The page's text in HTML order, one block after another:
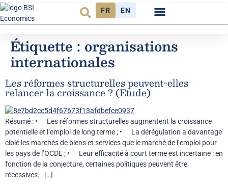
FR EN
Étiquette : organisations
internationales
Les réformes structurelles peuvent-elles
relancer la croissance ? (Etude)
Résumé : • Les réformes structurelles augmentent la croissance
potentielle et l’emploi de long terme ; • La dérégulation a davantage
ciblé les marchés de biens et services que le marché de l’emploi pour
les pays de l’OCDE ; • Leur efficacité à court terme est incertaine : en
fonction de la conjecture, certaines politiques peuvent être
récessives. […]